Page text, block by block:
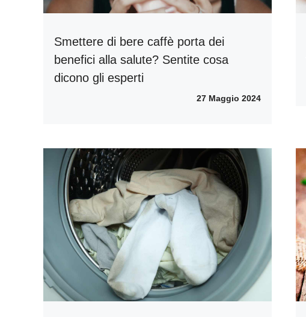
Smettere di bere caffè porta dei
benefici alla salute? Sentite cosa
dicono gli esperti
27 Maggio 2024